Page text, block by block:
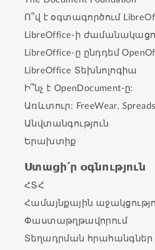
Ո՞վ է օգտագործում
LibreOffice-ի
LibreOffice-ը ընդդեմ
LibreOffice Տեխնոլոգիա
Ի՞նչ է OpenDocument-ը:
Առևտուր: FreeWear,
Անվտանգություն
Երախտիք
Ստացի՛ր օգնություն
ՀՏՀ
Համայնքային
Փաստաթղթավորում
Տեղադրման հրահանգներ